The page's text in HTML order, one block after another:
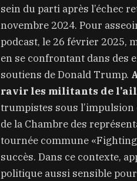
sein du parti après l’échec
novembre 2024. Pour
podcast, le 26 février 2025,
en se confrontant dans des
soutiens de Donald Trump.
ravir les militants de
trumpistes sous l’impulsion
de la Chambre des
tournée commune
succès. Dans ce contexte,
politique aussi sensible